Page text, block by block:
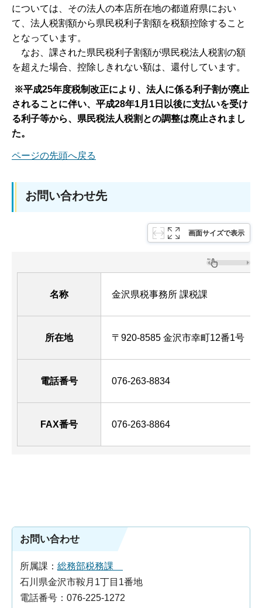
については、その法人の本店所在地の都道府県におい
て、法人税割額から県民税利子割額を税額控除すること
となっています。
なお、課された県民税利子割額が県民税法人税割の額
を超えた場合、控除しきれない額は、還付しています。
※平成25年度税制改正により、法人に係る利子割が廃止
されることに伴い、平成28年1月1日以後に支払いを受け
る利子等から、県民税法人税割との調整は廃止されまし
た。
ページの先頭へ戻る
お問い合わせ先
画面サイズで表示
名称 金沢県税事務所 課税課
所在地 〒920-8585 金沢市幸町12番1号 （
電話番号 076-263-8834
FAX番号 076-263-8864
お問い合わせ
所属課： 総務部税務課
石川県金沢市鞍月1丁目1番地
電話番号：076-225-1272